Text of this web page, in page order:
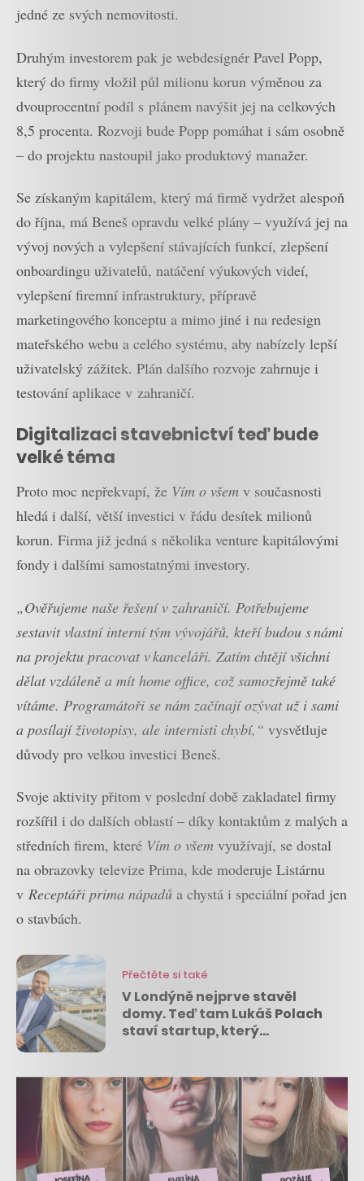
jedné ze svých nemovitosti.
Druhým investorem pak je webdesignér Pavel Popp,
který do firmy vložil půl milionu korun výměnou za
dvouprocentní podíl s plánem navýšit jej na celkových
8,5 procenta. Rozvoji bude Popp pomáhat i sám osobně
– do projektu nastoupil jako produktový manažer.
Se získaným kapitálem, který má firmě vydržet alespoň
do října, má Beneš opravdu velké plány – využívá jej na
vývoj nových a vylepšení stávajících funkcí, zlepšení
onboardingu uživatelů, natáčení výukových videí,
vylepšení firemní infrastruktury, přípravě
marketingového konceptu a mimo jiné i na redesign
mateřského webu a celého systému, aby nabízely lepší
uživatelský zážitek. Plán dalšího rozvoje zahrnuje i
testování aplikace v zahraničí.
Digitalizaci stavebnictví teď bude
velké téma
Proto moc nepřekvapí, že Vím o všem v současnosti
hledá i další, větší investici v řádu desítek milionů
korun. Firma již jedná s několika venture kapitálovými
fondy i dalšími samostatnými investory.
„Ověřujeme naše řešení v zahraničí. Potřebujeme
sestavit vlastní interní tým vývojářů, kteří budou s námi
na projektu pracovat v kanceláři. Zatím chtějí všichni
dělat vzdáleně a mít home office, což samozřejmě také
vítáme. Programátoři se nám začínají ozývat už i sami
a posílají životopisy, ale internisti chybí,“ vysvětluje
důvody pro velkou investici Beneš.
Svoje aktivity přitom v poslední době zakladatel firmy
rozšířil i do dalších oblastí – díky kontaktům z malých a
středních firem, které Vím o všem využívají, se dostal
na obrazovky televize Prima, kde moderuje Listárnu
v Receptáři prima nápadů a chystá i speciální pořad jen
o stavbách.
Přečtěte si také
V Londýně nejprve stavěl
domy. Teď tam Lukáš Polach
staví startup, který